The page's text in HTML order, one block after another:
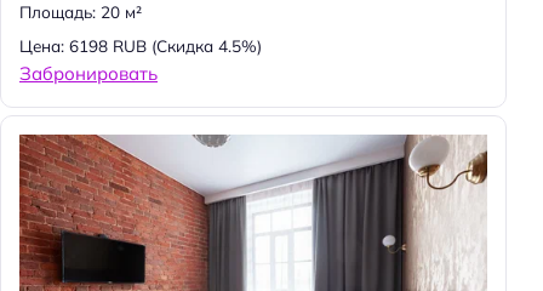
Площадь: 20 м²
Цена: 6198 RUB (Скидка 4.5%)
Забронировать